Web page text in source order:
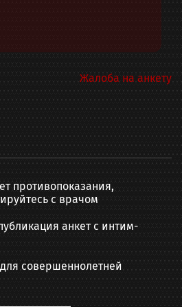
Жалоба на анкету
противопоказания,
с врачом
анкет с интим-
совершеннолетней